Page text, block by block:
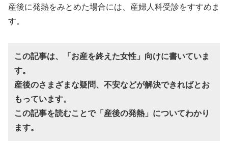
産後に発熱をみとめた場合には、産婦人科受診をすすめま
す。
この記事は、「お産を終えた女性」向けに書いていま
す。
産後のさまざまな疑問、不安などが解決できればとお
もっています。
この記事を読むことで「産後の発熱」についてわかり
ます。